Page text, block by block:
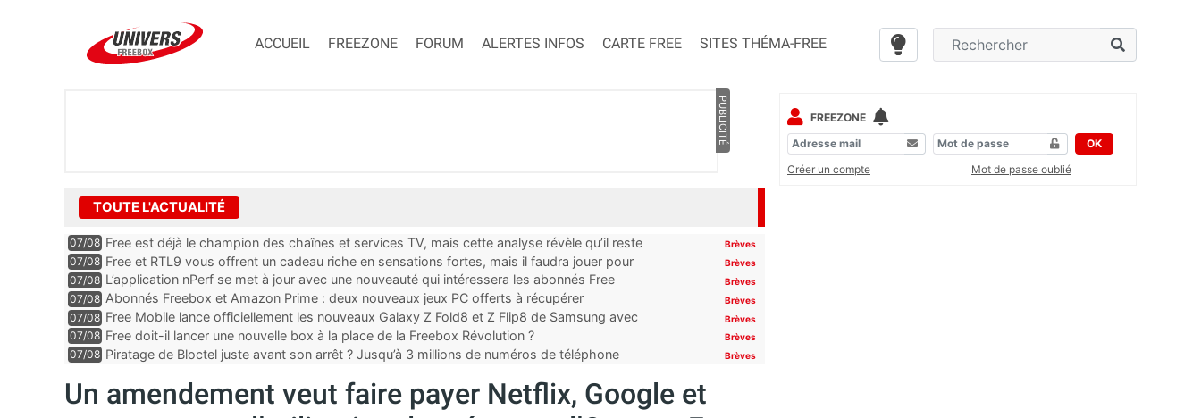
ACCUEIL FREEZONE FORUM ALERTES INFOS CARTE FREE SITES THÉMA-FREE
PUBLICITÉ
TOUTE L'ACTUALITÉ
07/08 Free est déjà le champion des chaînes et services TV, mais cette analyse révèle qu’il reste
encore au moin...
Brèves
07/08 Free et RTL9 vous offrent un cadeau riche en sensations fortes, mais il faudra jouer pour
l’obtenir
Brèves
07/08 L’application nPerf se met à jour avec une nouveauté qui intéressera les abonnés Free
Mobile, Orange, SFR ...
Brèves
07/08 Abonnés Freebox et Amazon Prime : deux nouveaux jeux PC offerts à récupérer Brèves
07/08 Free Mobile lance officiellement les nouveaux Galaxy Z Fold8 et Z Flip8 de Samsung avec
des promos et des cadeaux
Brèves
07/08 Free doit-il lancer une nouvelle box à la place de la Freebox Révolution ? Brèves
07/08 Piratage de Bloctel juste avant son arrêt ? Jusqu’à 3 millions de numéros de téléphone
Brèves
Un amendement veut faire payer Netflix, Google et
FREEZONE
OK
Créer un compte
Mot de passe oublié